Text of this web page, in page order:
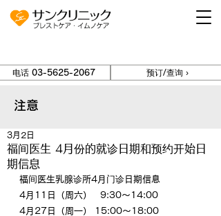
电话 03-5625-2067 预订/查询 ›
注意
福间医生 4月份的就诊日期和预约开始日
期信息
3月2日
福间医生乳腺诊所4月门诊日期信息
4月11日（周六）   9:30～14:00
4月27日（周一） 15:00～18:00